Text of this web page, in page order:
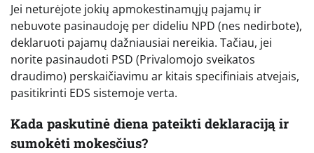
Jei neturėjote jokių apmokestinamųjų pajamų ir
nebuvote pasinaudoję per dideliu NPD (nes nedirbote),
deklaruoti pajamų dažniausiai nereikia. Tačiau, jei
norite pasinaudoti PSD (Privalomojo sveikatos
draudimo) perskaičiavimu ar kitais specifiniais atvejais,
pasitikrinti EDS sistemoje verta.
Kada paskutinė diena pateikti deklaraciją ir
sumokėti mokesčius?